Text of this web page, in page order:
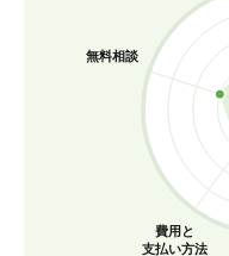
費用と
支払い方法
無料相談